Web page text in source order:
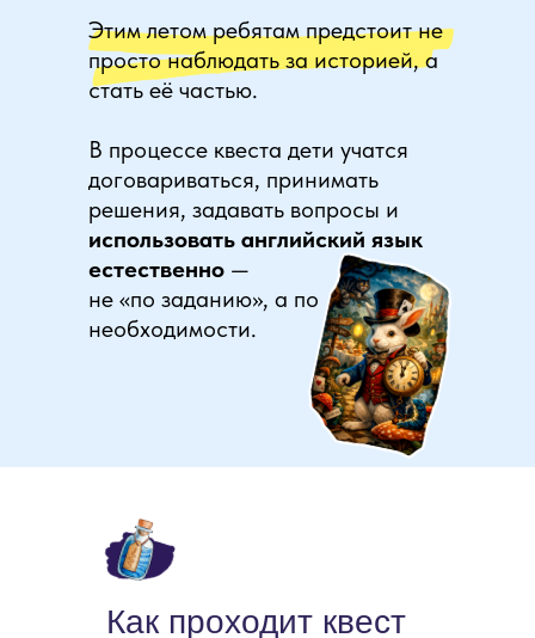
Этим летом ребятам предстоит не
просто наблюдать за историей, а
стать её частью.
В процессе квеста дети учатся
договариваться, принимать
решения, задавать вопросы и
использовать английский язык
естественно —
не «по заданию», а по
необходимости.
Как проходит квест